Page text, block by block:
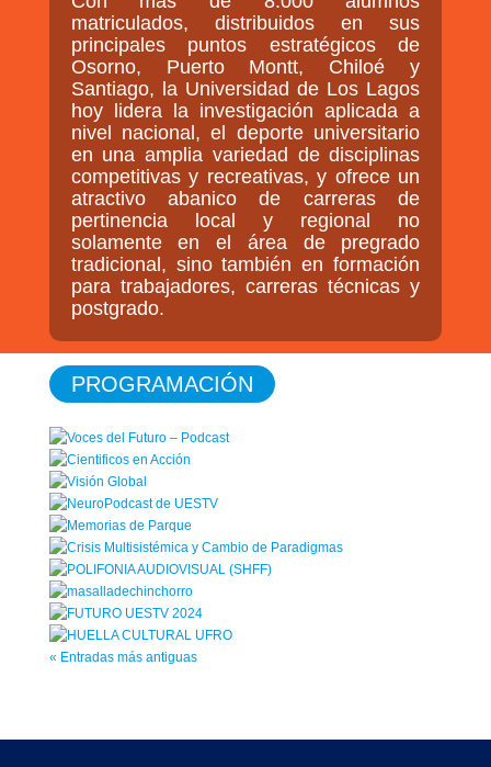
matriculados, distribuidos en sus
principales puntos estratégicos de
Osorno, Puerto Montt, Chiloé y
Santiago, la Universidad de Los Lagos
hoy lidera la investigación aplicada a
nivel nacional, el deporte universitario
en una amplia variedad de disciplinas
competitivas y recreativas, y ofrece un
atractivo abanico de carreras de
pertinencia local y regional no
solamente en el área de pregrado
tradicional, sino también en formación
para trabajadores, carreras técnicas y
postgrado.
PROGRAMACIÓN
« Entradas más antiguas